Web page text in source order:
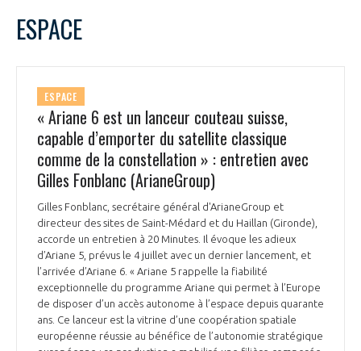
ESPACE
ESPACE
« Ariane 6 est un lanceur couteau suisse,
capable d’emporter du satellite classique
comme de la constellation » : entretien avec
Gilles Fonblanc (ArianeGroup)
Gilles Fonblanc, secrétaire général d'ArianeGroup et
directeur des sites de Saint-Médard et du Haillan (Gironde),
accorde un entretien à 20 Minutes. Il évoque les adieux
d’Ariane 5, prévus le 4 juillet avec un dernier lancement, et
l’arrivée d’Ariane 6. « Ariane 5 rappelle la fiabilité
exceptionnelle du programme Ariane qui permet à l’Europe
de disposer d’un accès autonome à l’espace depuis quarante
ans. Ce lanceur est la vitrine d’une coopération spatiale
européenne réussie au bénéfice de l’autonomie stratégique